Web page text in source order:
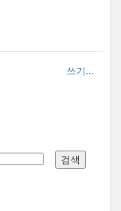
쓰기...